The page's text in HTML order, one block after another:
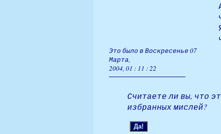
Это было в Воскресенье 07
Марта,
2004, 01 : 11 : 22
Считаете ли вы, что
избранных мислей?